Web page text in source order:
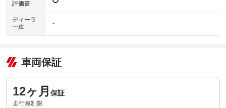
評価書
ディーラ
ー車
-
車両保証
12ヶ月 保証
走行無制限